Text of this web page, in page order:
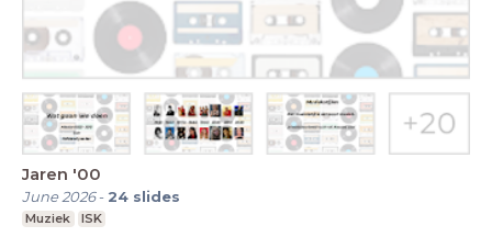
Jaren '00
June 2026- 24 slides
Muziek ISK